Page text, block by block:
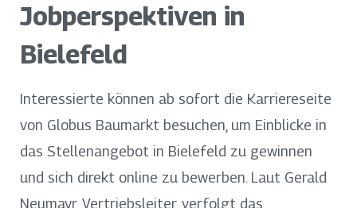
Jobperspektiven in
Bielefeld
Interessierte können ab sofort die Karriereseite
von Globus Baumarkt besuchen, um Einblicke in
das Stellenangebot in Bielefeld zu gewinnen
und sich direkt online zu bewerben. Laut Gerald
Neumayr, Vertriebsleiter, verfolgt das